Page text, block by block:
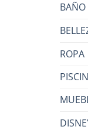
BAÑO
ROPA